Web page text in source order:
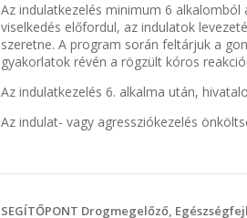
Az indulatkezelés minimum 6
viselkedés előfordul, az indulatok
szeretne. A program során feltárjuk a
gyakorlatok révén a rögzült kóros
Az indulatkezelés 6. alkalma után,
Az indulat- vagy agressziókezelés
SEGÍTŐPONT Drogmegelőző,